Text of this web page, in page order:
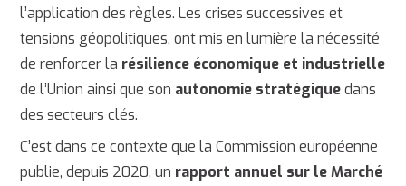
l’application des règles. Les crises successives et
tensions géopolitiques, ont mis en lumière la nécessité
de renforcer la résilience économique et industrielle
de l’Union ainsi que son autonomie stratégiquedans
des secteurs clés.
C’est dans ce contexte que la Commission européenne
publie, depuis 2020, un rapport annuel sur le Marché